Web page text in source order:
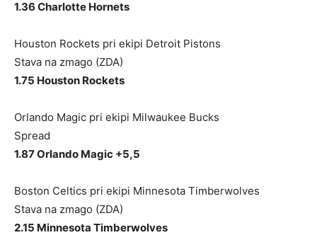
1.36 Charlotte Hornets
Houston Rockets pri ekipi Detroit Pistons
Stava na zmago (ZDA)
1.75 Houston Rockets
Orlando Magic pri ekipi Milwaukee Bucks
Spread
1.87 Orlando Magic +5,5
Boston Celtics pri ekipi Minnesota Timberwolves
Stava na zmago (ZDA)
2.15 Minnesota Timberwolves